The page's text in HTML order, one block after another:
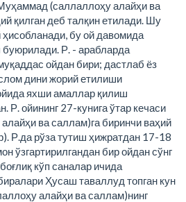
(саллаллоҳу алайҳи ва
қилган деб талқин етилади. Шу
бу ой давомида
буюрилади. Р. - арабларда
ойдан бири; дастлаб ёз
дини жорий етилиши
яхши амаллар қилиш
Р. ойининг 27-кунига ўтар кечаси
ва саллам)га биринчи ваҳий
Р.да рўза тутиш ҳижратдан 17-18
ўзгартирилгандан бир ойдан сўнг
кўп саналар ичида
Ҳусаш таваллуд топган кун
алайҳи ва саллам)нинг